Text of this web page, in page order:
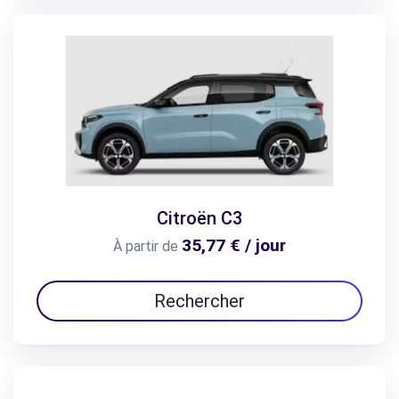
Citroën C3
À partir de 35,77 € / jour
Rechercher